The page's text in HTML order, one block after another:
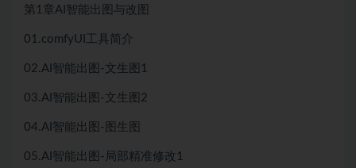
第1章AI智能出图与改图
01.comfyUI工具简介
02.AI智能出图-文生图1
03.AI智能出图-文生图2
04.AI智能出图-图生图
05.AI智能出图-局部精准修改1